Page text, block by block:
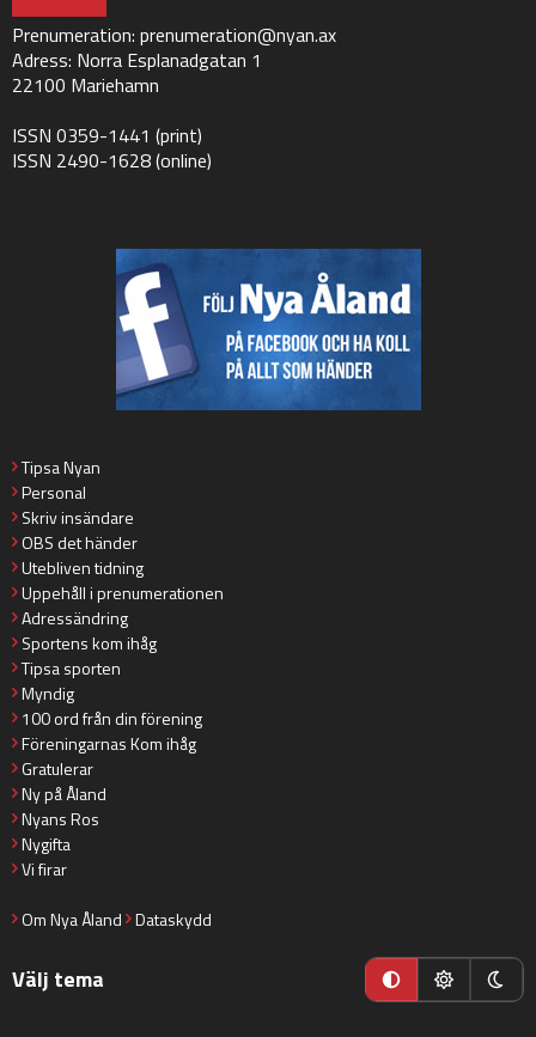
Prenumeration: prenumeration@nyan.ax
Adress: Norra Esplanadgatan 1
22100 Mariehamn
ISSN 0359-1441 (print)
ISSN 2490-1628 (online)
Tipsa Nyan
Personal
Skriv insändare
OBS det händer
Utebliven tidning
Uppehåll i prenumerationen
Adressändring
Sportens kom ihåg
Tipsa sporten
Myndig
100 ord från din förening
Föreningarnas Kom ihåg
Gratulerar
Ny på Åland
Nyans Ros
Nygifta
Vi firar
Om Nya Åland Dataskydd
Välj tema